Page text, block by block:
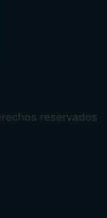
reservados